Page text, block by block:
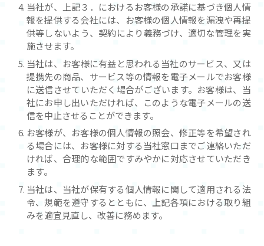
当社が、上記３．におけるお客様の承諾に基づき個人情
報を提供する会社には、お客様の個人情報を漏洩や再提
供等しないよう、契約により義務づけ、適切な管理を実
施させます。
当社は、お客様に有益と思われる当社のサービス、又は
提携先の商品、サービス等の情報を電子メールでお客様
に送信させていただく場合がございます。お客様は、当
社にお申し出いただければ、このような電子メールの送
信を中止させることができます。
お客様が、お客様の個人情報の照会、修正等を希望され
る場合には、お客様に対する当社窓口までご連絡いただ
ければ、合理的な範囲ですみやかに対応させていただき
ます。
当社は、当社が保有する個人情報に関して適用される法
令、規範を遵守するとともに、上記各項における取り組
みを適宜見直し、改善に務めます。